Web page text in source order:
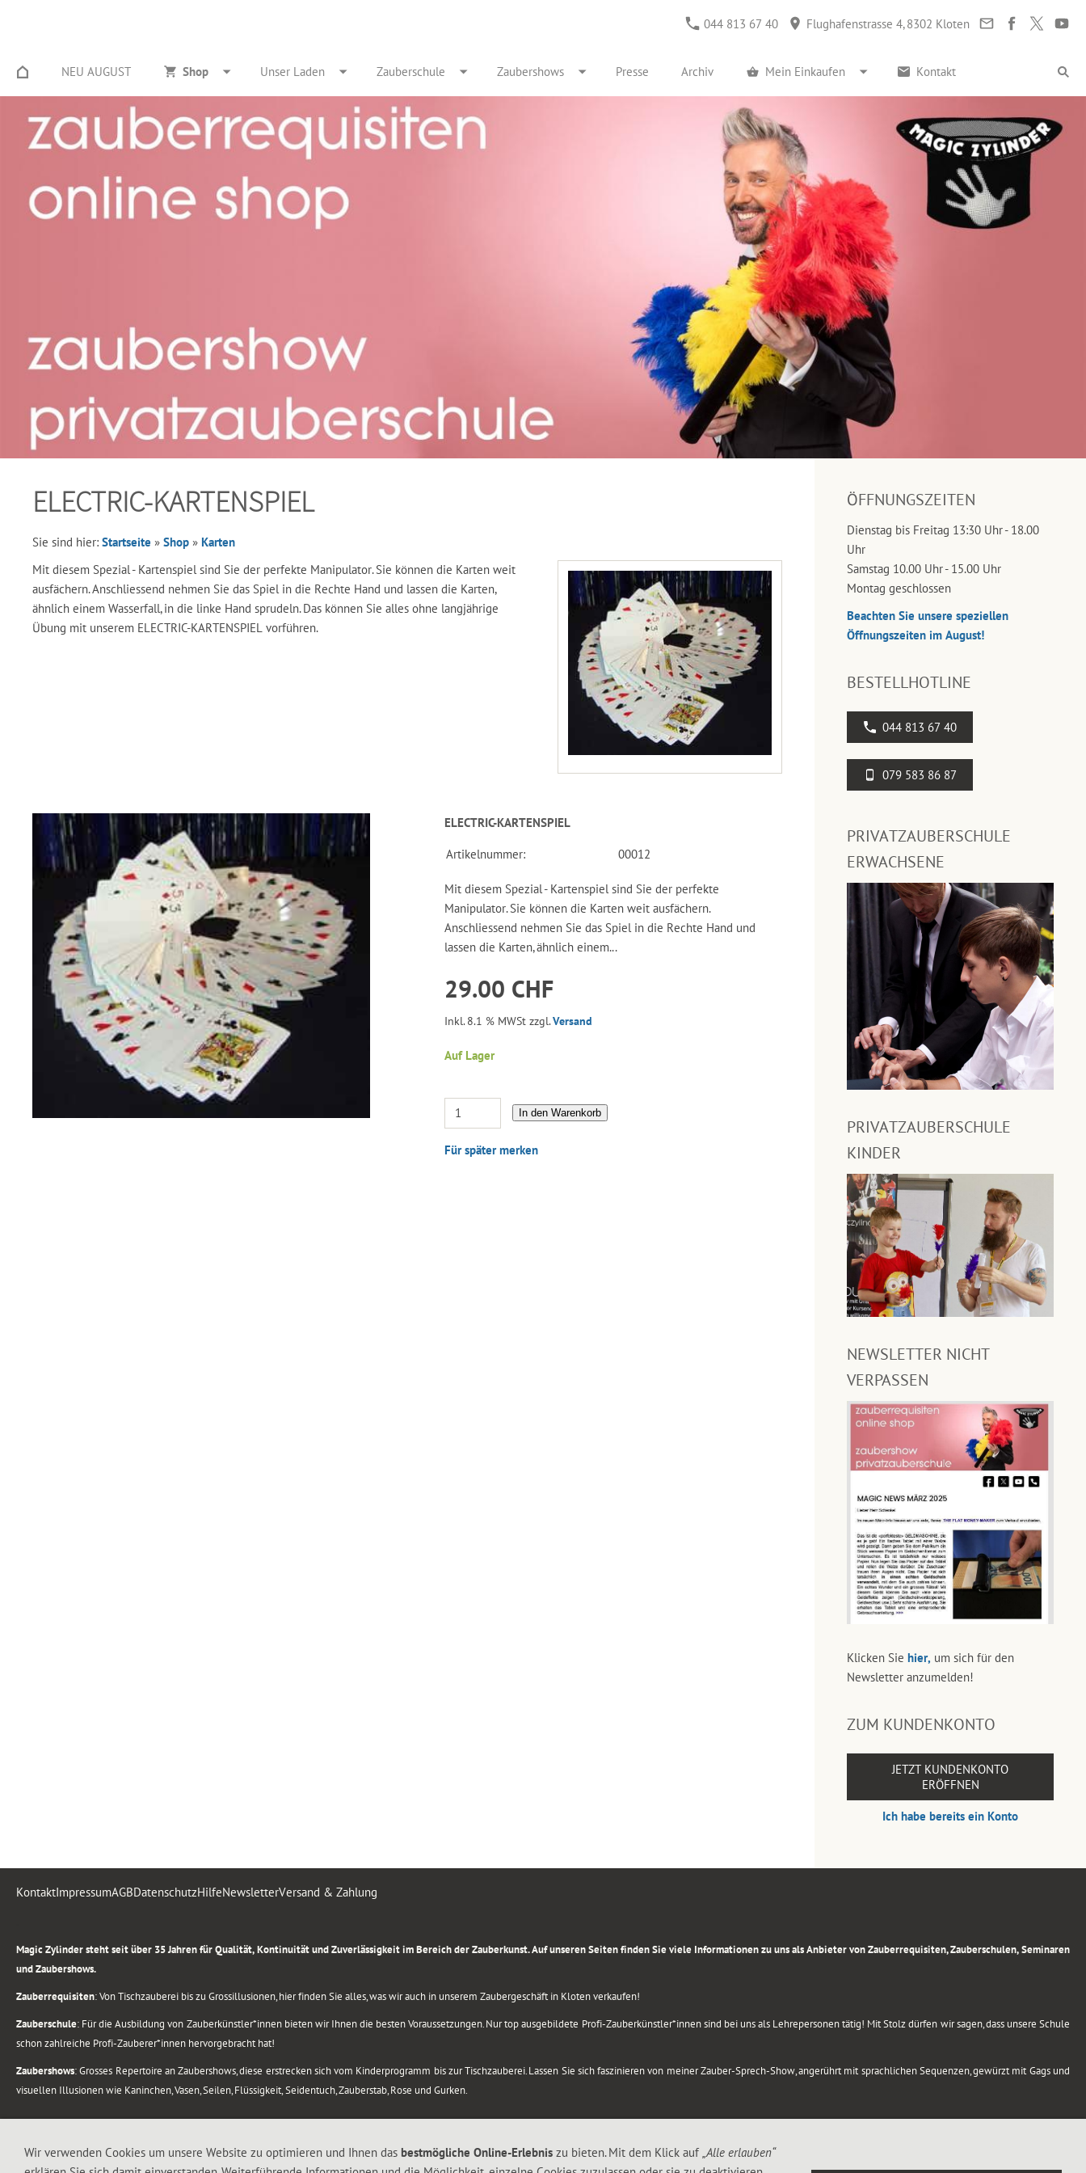
044 813 67 40 Flughafenstrasse 4, 8302 Kloten
NEU AUGUST Shop Unser Laden Zauberschule Zaubershows Presse Archiv Mein Einkaufen Kontakt
ELECTRIC-KARTENSPIEL
Sie sind hier: Startseite » Shop » Karten
Mit diesem Spezial - Kartenspiel sind Sie der perfekte Manipulator. Sie können die Karten weit
ausfächern. Anschliessend nehmen Sie das Spiel in die Rechte Hand und lassen die Karten,
ähnlich einem Wasserfall, in die linke Hand sprudeln. Das können Sie alles ohne langjährige
Übung mit unserem ELECTRIC-KARTENSPIEL vorführen.
ELECTRIC-KARTENSPIEL
Artikelnummer: 00012
Mit diesem Spezial - Kartenspiel sind Sie der perfekte
Manipulator. Sie können die Karten weit ausfächern.
Anschliessend nehmen Sie das Spiel in die Rechte Hand und
lassen die Karten, ähnlich einem...
29.00 CHF
Inkl. 8.1 % MWSt zzgl.Versand
Auf Lager
In den Warenkorb
Für später merken
ÖFFNUNGSZEITEN
Dienstag bis Freitag 13:30 Uhr - 18.00
Uhr
Samstag 10.00 Uhr - 15.00 Uhr
Montag geschlossen
Beachten Sie unsere speziellen
Öffnungszeiten im August!
BESTELLHOTLINE
044 813 67 40
079 583 86 87
PRIVATZAUBERSCHULE
ERWACHSENE
PRIVATZAUBERSCHULE
KINDER
NEWSLETTER NICHT
VERPASSEN
Klicken Sie hier, um sich für den
Newsletter anzumelden!
ZUM KUNDENKONTO
JETZT KUNDENKONTO
ERÖFFNEN
Ich habe bereits ein Konto
KontaktImpressumAGBDatenschutzHilfeNewsletterVersand & Zahlung
Magic Zylinder steht seit über 35 Jahren für Qualität, Kontinuität und Zuverlässigkeit im Bereich der Zauberkunst. Auf unseren Seiten finden Sie viele Informationen zu uns als Anbieter von Zauberrequisiten, Zauberschulen, Seminaren
und Zaubershows.
Zauberrequisiten: Von Tischzauberei bis zu Grossillusionen, hier finden Sie alles, was wir auch in unserem Zaubergeschäft in Kloten verkaufen!
Zauberschule: Für die Ausbildung von Zauberkünstler*innen bieten wir Ihnen die besten Voraussetzungen. Nur top ausgebildete Profi-Zauberkünstler*innen sind bei uns als Lehrepersonen tätig! Mit Stolz dürfen wir sagen, dass unsere Schule
schon zahlreiche Profi-Zauberer*innen hervorgebracht hat!
Zaubershows: Grosses Repertoire an Zaubershows, diese erstrecken sich vom Kinderprogramm bis zur Tischzauberei. Lassen Sie sich faszinieren von meiner Zauber-Sprech-Show, angerührt mit sprachlichen Sequenzen, gewürzt mit Gags und
visuellen Illusionen wie Kaninchen, Vasen, Seilen, Flüssigkeit, Seidentuch, Zauberstab, Rose und Gurken.
.
Alle Rechte vorbehalten. © 1988-2026 Magic Zylinder
Wir verwenden Cookies um unsere Website zu optimieren und Ihnen das bestmögliche Online-Erlebnis zu bieten. Mit dem Klick auf „Alle erlauben“